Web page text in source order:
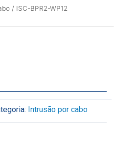
/ ISC-BPR2-WP12
Intrusão por cabo